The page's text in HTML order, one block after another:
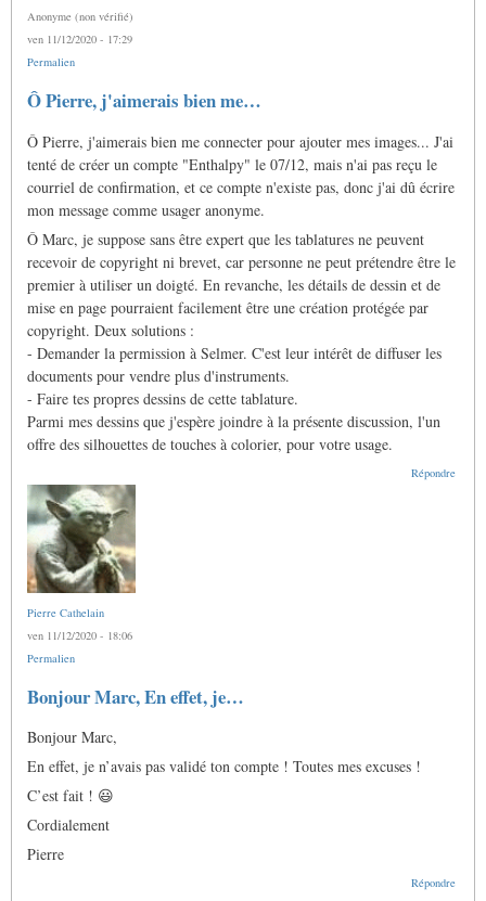
Anonyme (non vérifié)
ven 11/12/2020 - 17:29
Permalien
Ô Pierre, j'aimerais bien me…
Ô Pierre, j'aimerais bien me connecter pour ajouter mes images... J'ai
tenté de créer un compte "Enthalpy" le 07/12, mais n'ai pas reçu le
courriel de confirmation, et ce compte n'existe pas, donc j'ai dû écrire
mon message comme usager anonyme.
Ô Marc, je suppose sans être expert que les tablatures ne peuvent
recevoir de copyright ni brevet, car personne ne peut prétendre être le
premier à utiliser un doigté. En revanche, les détails de dessin et de
mise en page pourraient facilement être une création protégée par
copyright. Deux solutions :
- Demander la permission à Selmer. C'est leur intérêt de diffuser les
documents pour vendre plus d'instruments.
- Faire tes propres dessins de cette tablature.
Parmi mes dessins que j'espère joindre à la présente discussion, l'un
offre des silhouettes de touches à colorier, pour votre usage.
Répondre
Pierre Cathelain
ven 11/12/2020 - 18:06
Permalien
En
réponse
Ô
j'aimerais
me…
par
Anonyme
(non
Bonjour Marc, En effet, je…
Bonjour Marc,
En effet, je n’avais pas validé ton compte ! Toutes mes excuses !
C’est fait ! 😃
Cordialement
Pierre
Répondre